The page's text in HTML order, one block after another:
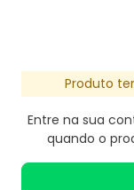
Produto
Entre na sua
quando o